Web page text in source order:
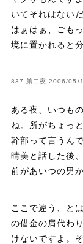
いてそれはない
はぁはぁ、ごも
境に置かれると
837 第二夜 2006/05/
ある夜、いつも
ね。所がちょっ
幹部って言うん
晴美と話した後
前があいつの男
ここで違う、と
の借金の肩代わ
けないですよ。